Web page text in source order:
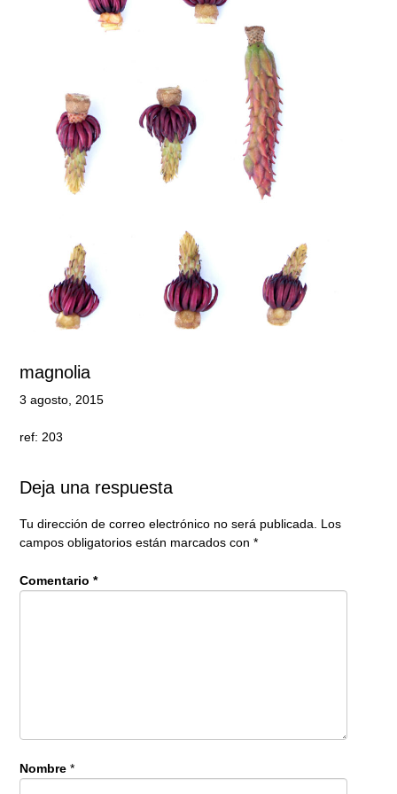
magnolia
3 agosto, 2015
ref: 203
Deja una respuesta
Tu dirección de correo electrónico no será publicada.
Los
campos obligatorios están marcados con *
Comentario *
Nombre *